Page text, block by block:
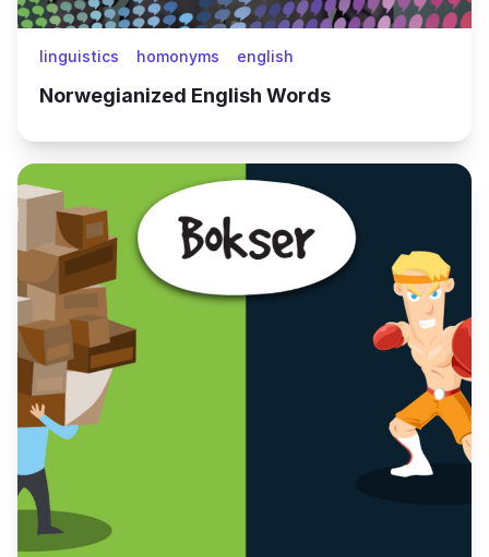
linguistics homonyms english
Norwegianized English Words